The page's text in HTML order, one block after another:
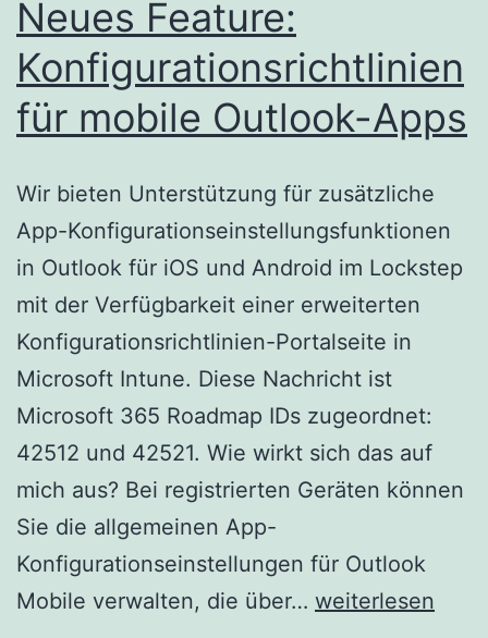
Neues Feature:
Konfigurationsrichtlinien
für mobile Outlook-Apps
Wir bieten Unterstützung für zusätzliche
App-Konfigurationseinstellungsfunktionen
in Outlook für iOS und Android im Lockstep
mit der Verfügbarkeit einer erweiterten
Konfigurationsrichtlinien-Portalseite in
Microsoft Intune. Diese Nachricht ist
Microsoft 365 Roadmap IDs zugeordnet:
42512 und 42521. Wie wirkt sich das auf
mich aus? Bei registrierten Geräten können
Sie die allgemeinen App-
Konfigurationseinstellungen für Outlook
Mobile verwalten, die über… Neues
weiterlesen